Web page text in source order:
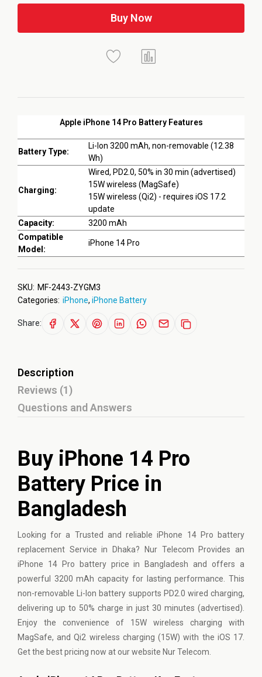
Apple iPhone 14 Pro Battery Features
Battery Type:
Li-Ion 3200 mAh, non-removable (12.38
Wh)
Charging:
Wired, PD2.0, 50% in 30 min (advertised)
15W wireless (MagSafe)
15W wireless (Qi2) - requires iOS 17.2
update
Capacity:
3200 mAh
Compatible
Model:
iPhone 14 Pro
Buy Now
SKU: MF-2443-ZYGM3
Categories: iPhone, iPhone Battery
Share:
Description
Reviews (1)
Questions and Answers
Buy iPhone 14 Pro
Battery Price in
Bangladesh
Looking for a Trusted and reliableiPhone 14 Pro battery
replacement Service in Dhaka? Nur Telecom Provides an
iPhone 14 Pro battery price in Bangladesh and offers a
powerful 3200 mAh capacity for lasting performance. This
non-removable Li-Ion battery supports PD2.0 wired charging,
delivering up to 50% charge in just 30 minutes (advertised).
Enjoy the convenience of 15W wireless charging with
MagSafe, and Qi2 wireless charging (15W) with the iOS 17.
Get the best pricing now at our website Nur Telecom.